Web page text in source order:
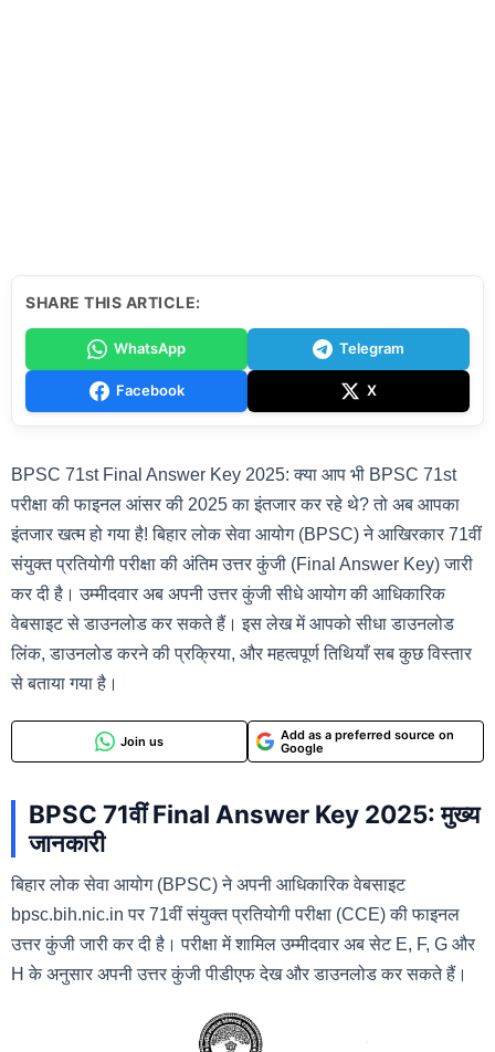
SHARE THIS ARTICLE:
WhatsApp Telegram
Facebook X
BPSC 71st Final Answer Key 2025: क्या आप भी BPSC 71st
परीक्षा की फाइनल आंसर की 2025 का इंतजार कर रहे थे? तो अब आपका
इंतजार खत्म हो गया है! बिहार लोक सेवा आयोग (BPSC) ने आखिरकार 71वीं
संयुक्त प्रतियोगी परीक्षा की अंतिम उत्तर कुंजी (Final Answer Key) जारी
कर दी है। उम्मीदवार अब अपनी उत्तर कुंजी सीधे आयोग की आधिकारिक
वेबसाइट से डाउनलोड कर सकते हैं। इस लेख में आपको सीधा डाउनलोड
लिंक, डाउनलोड करने की प्रक्रिया, और महत्वपूर्ण तिथियाँ सब कुछ विस्तार
से बताया गया है।
Join us
Add as a preferred source on
Google
BPSC 71वीं Final Answer Key 2025: मुख्य
जानकारी
बिहार लोक सेवा आयोग (BPSC) ने अपनी आधिकारिक वेबसाइट
bpsc.bih.nic.in पर 71वीं संयुक्त प्रतियोगी परीक्षा (CCE) की फाइनल
उत्तर कुंजी जारी कर दी है। परीक्षा में शामिल उम्मीदवार अब सेट E, F, G और
H के अनुसार अपनी उत्तर कुंजी पीडीएफ देख और डाउनलोड कर सकते हैं।